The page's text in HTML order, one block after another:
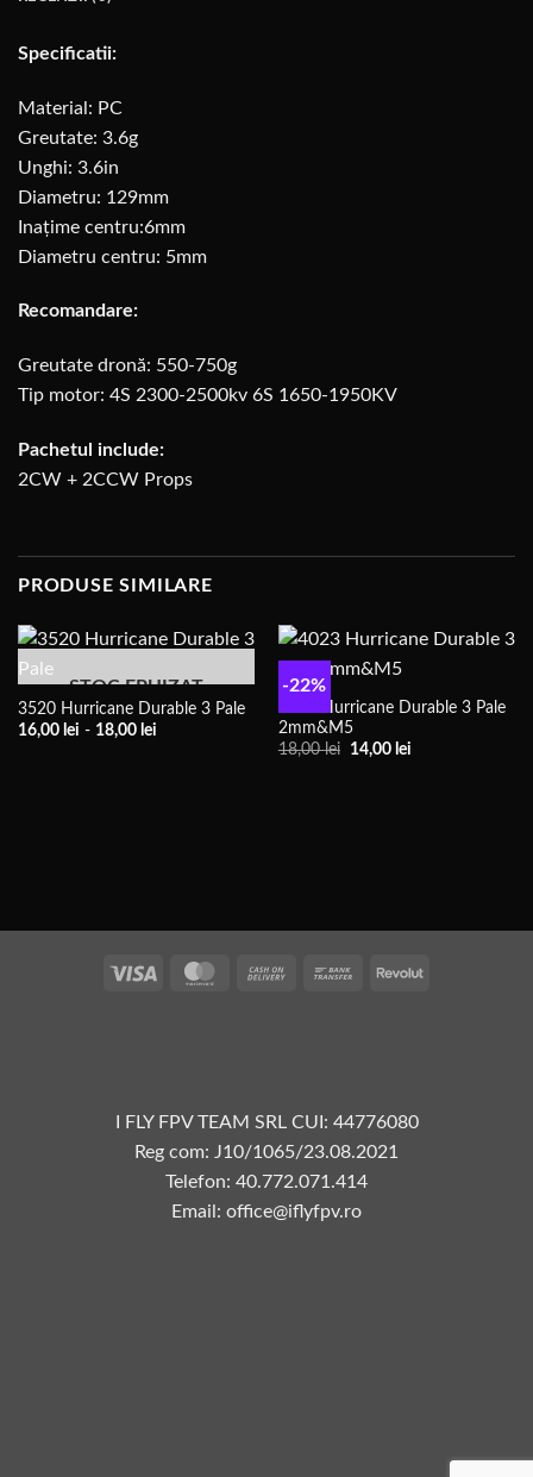
Specificatii:
Material: PC
Greutate: 3.6g
Unghi: 3.6in
Diametru: 129mm
Inațime centru:6mm
Diametru centru: 5mm
Recomandare:
Greutate dronă: 550-750g
Tip motor: 4S 2300-2500kv 6S 1650-1950KV
Pachetul include:
2CW + 2CCW Props
PRODUSE SIMILARE
STOC EPUIZAT
3520 Hurricane Durable 3 Pale
16,00 lei - 18,00 leiInterval
-22%
4023 Hurricane Durable 3 Pale
2mm&M5
18,00lei
Prețul
14,00 leiPrețul
Vize MasterCardPlata
Transfer Revolut
I FLY FPV TEAM SRL CUI: 44776080
Reg com: J10/1065/23.08.2021
Telefon: 40.772.071.414
Email: office@iflyfpv.ro